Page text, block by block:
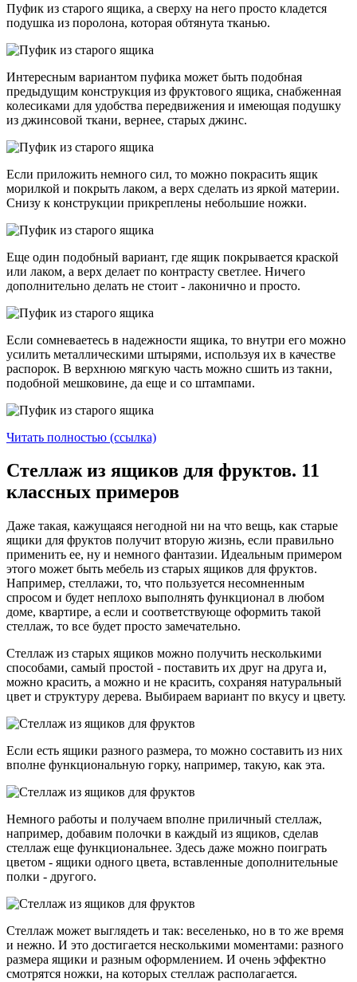
Пуфик из старого ящика, а сверху на него просто кладется
подушка из поролона, которая обтянута тканью.
Интересным вариантом пуфика может быть подобная
предыдущим конструкция из фруктового ящика, снабженная
колесиками для удобства передвижения и имеющая подушку
из джинсовой ткани, вернее, старых джинс.
Если приложить немного сил, то можно покрасить ящик
морилкой и покрыть лаком, а верх сделать из яркой материи.
Снизу к конструкции прикреплены небольшие ножки.
Еще один подобный вариант, где ящик покрывается краской
или лаком, а верх делает по контрасту светлее. Ничего
дополнительно делать не стоит - лаконично и просто.
Если сомневаетесь в надежности ящика, то внутри его можно
усилить металлическими штырями, используя их в качестве
распорок. В верхнюю мягкую часть можно сшить из такни,
подобной мешковине, да еще и со штампами.
Читать полностью (ссылка)
Стеллаж из ящиков для фруктов. 11
классных примеров
Даже такая, кажущаяся негодной ни на что вещь, как старые
ящики для фруктов получит вторую жизнь, если правильно
применить ее, ну и немного фантазии. Идеальным примером
этого может быть мебель из старых ящиков для фруктов.
Например, стеллажи, то, что пользуется несомненным
спросом и будет неплохо выполнять функционал в любом
доме, квартире, а если и соответствующе оформить такой
стеллаж, то все будет просто замечательно.
Стеллаж из старых ящиков можно получить несколькими
способами, самый простой - поставить их друг на друга и,
можно красить, а можно и не красить, сохраняя натуральный
цвет и структуру дерева. Выбираем вариант по вкусу и цвету.
Если есть ящики разного размера, то можно составить из них
вполне функциональную горку, например, такую, как эта.
Немного работы и получаем вполне приличный стеллаж,
например, добавим полочки в каждый из ящиков, сделав
стеллаж еще функциональнее. Здесь даже можно поиграть
цветом - ящики одного цвета, вставленные дополнительные
полки - другого.
Стеллаж может выглядеть и так: веселенько, но в то же время
и нежно. И это достигается несколькими моментами: разного
размера ящики и разным оформлением. И очень эффектно
смотрятся ножки, на которых стеллаж располагается.